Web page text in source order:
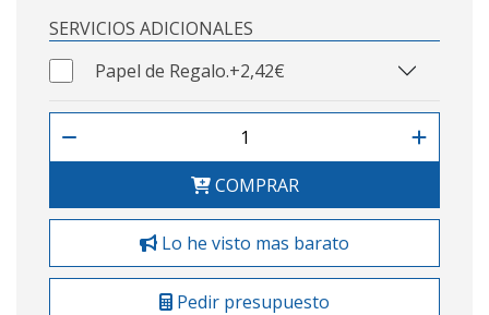
SERVICIOS ADICIONALES
Papel de Regalo.+2,42€
COMPRAR
Lo he visto mas barato
Pedir presupuesto